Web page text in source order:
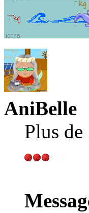
AniBelle
Plus de